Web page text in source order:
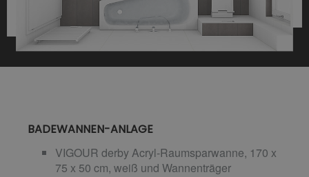
BADEWANNEN-ANLAGE
VIGOUR derby Acryl-Raumsparwanne, 170 x
75 x 50 cm, weiß und Wannenträger